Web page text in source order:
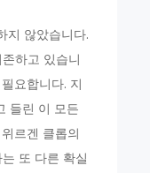
지 않았습니다.
하고 있습니
요합니다. 지
들린 이 모든
르겐 클롭의
또 다른 확실